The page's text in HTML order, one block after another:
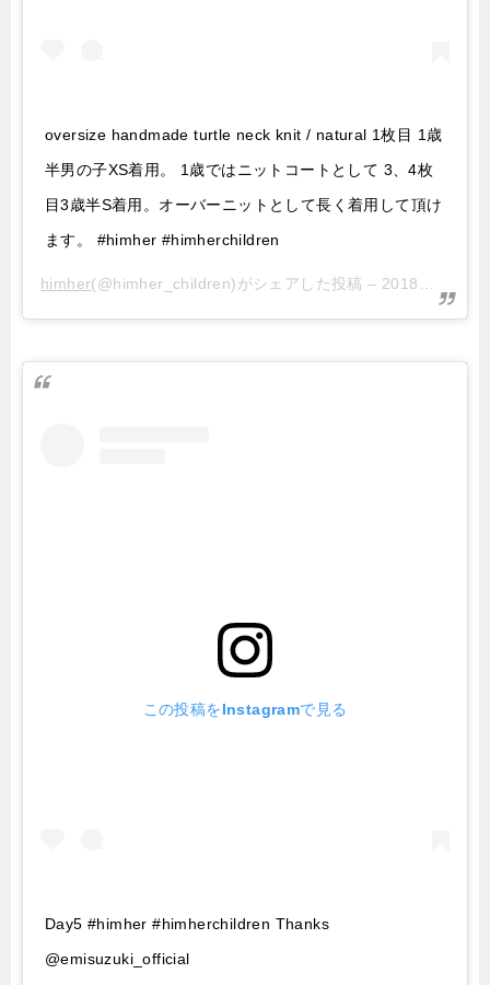
oversize handmade turtle neck knit / natural 1枚目 1歳
半男の子XS着用。 1歳ではニットコートとして 3、4枚
目3歳半S着用。オーバーニットとして長く着用して頂け
ます。 #himher #himherchildren
himher(@himher_children)がシェアした投稿 – 2018年 1月月11日午後9時02分PST
この投稿をInstagramで見る
Day5 #himher #himherchildren Thanks
@emisuzuki_official